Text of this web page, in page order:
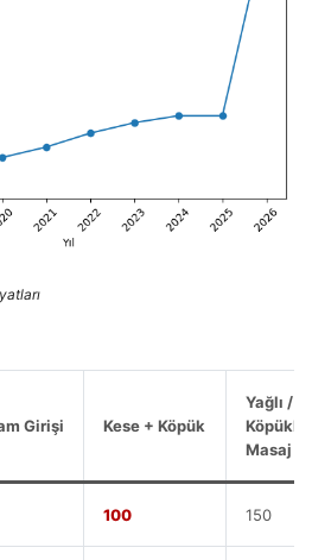
Girişi Kese + Köpük
Yağlı /
Köpüklü
Masaj
100 150